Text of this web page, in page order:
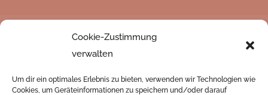
Cookie-Zustimmung
verwalten
Um dir ein optimales Erlebnis zu bieten, verwenden wir Technologien wie
Cookies, um Geräteinformationen zu speichern und/oder darauf
Datenschutz
Cookie-Richtlinie (EU)
© Caroline Doss | DesignJennifer Stampp |